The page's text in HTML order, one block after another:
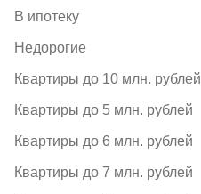
В ипотеку
Недорогие
Квартиры до 10 млн. рублей
Квартиры до 5 млн. рублей
Квартиры до 6 млн. рублей
Квартиры до 7 млн. рублей